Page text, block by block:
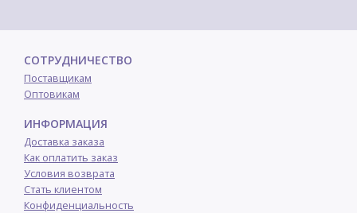
СОТРУДНИЧЕСТВО
Поставщикам
Оптовикам
ИНФОРМАЦИЯ
Доставка заказа
Как оплатить заказ
Условия возврата
Стать клиентом
Конфиденциальность